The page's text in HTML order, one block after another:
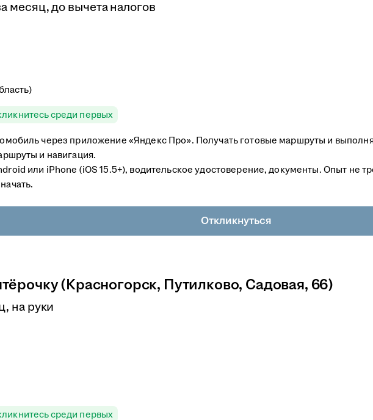
месяц,до вычета налогов
среди первых
через приложение «Яндекс Про». Получать готовые маршруты и
и навигация.
или iPhone (iOS 15.5+), водительское удостоверение, документы. Опыт не
Откликнуться
(Красногорск, Путилково, Садовая, 66)
на руки
среди первых